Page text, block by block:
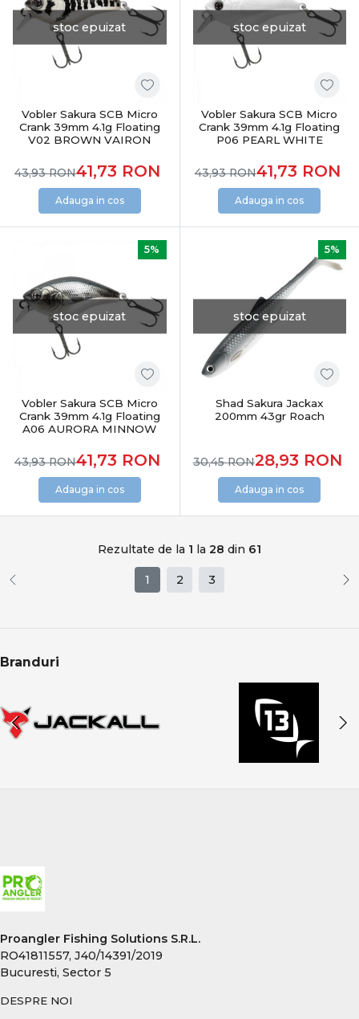
stoc epuizat
Vobler Sakura SCB Micro
Crank 39mm 4.1g Floating
V02 BROWN VAIRON
41,73 RON
43,93RON
Adauga in cos
stoc epuizat
Vobler Sakura SCB Micro
Crank 39mm 4.1g Floating
P06 PEARL WHITE
41,73 RON
43,93RON
Adauga in cos
stoc epuizat
5%
Vobler Sakura SCB Micro
Crank 39mm 4.1g Floating
A06 AURORA MINNOW
41,73 RON
43,93RON
Adauga in cos
stoc epuizat
5%
Shad Sakura Jackax
200mm 43gr Roach
28,93 RON
30,45RON
Adauga in cos
Rezultate de la 1 la 28 din 61
1 2 3
Branduri
Proangler Fishing Solutions S.R.L.
RO41811557, J40/14391/2019
Bucuresti, Sector 5
DESPRE NOI